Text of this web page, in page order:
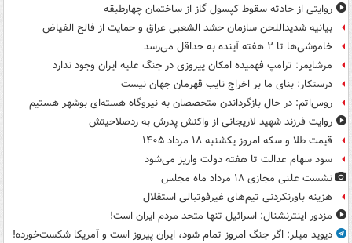
روایتی از حادثه سقوط کپسول گاز از ساختمان چهارطبقه
بیانیه شدیداللحن سازمان حشد الشعبی عراق و حمایت از فالح الفیاض
خاموشی‌ها تا ۲ هفته آینده به حداقل می‌رسد
مرشایمر: ترامپ فهمیده امکان پیروزی در جنگ علیه ایران وجود ندارد
درستکار: بنای ما بر اخراج نایب قهرمان جهان نیست
روس‌اتم: در حال بازگرداندن متخصصان به نیروگاه هسته‌ای بوشهر هستیم
روایت فرزند شهید لاریجانی از واکنش پدرش به ردصلاحیتش
قیمت طلا و سکه امروز یکشنبه ۱۸ مرداد ۱۴۰۵
سود سهام عدالت تا هفته دولت واریز می‌شود
نشست علنی مجازی ۱۸ مرداد ماه مجلس
هزینه باورنکردنی تیم‌های غیرفوتبالی استقلال
مزدور اینترنشنال: اسرائیل تنها متحد مردم ایران است!
دیوید میلر: اگر جنگ امروز تمام شود، ایران پیروز است و آمریکا شکست‌خورده!